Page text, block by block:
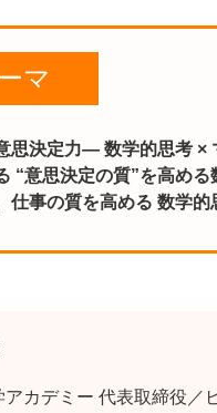
マ
思決定力― 数学的思考
“意思決定の質”を高め
仕事の質を高める 数学
アカデミー 代表取締役／